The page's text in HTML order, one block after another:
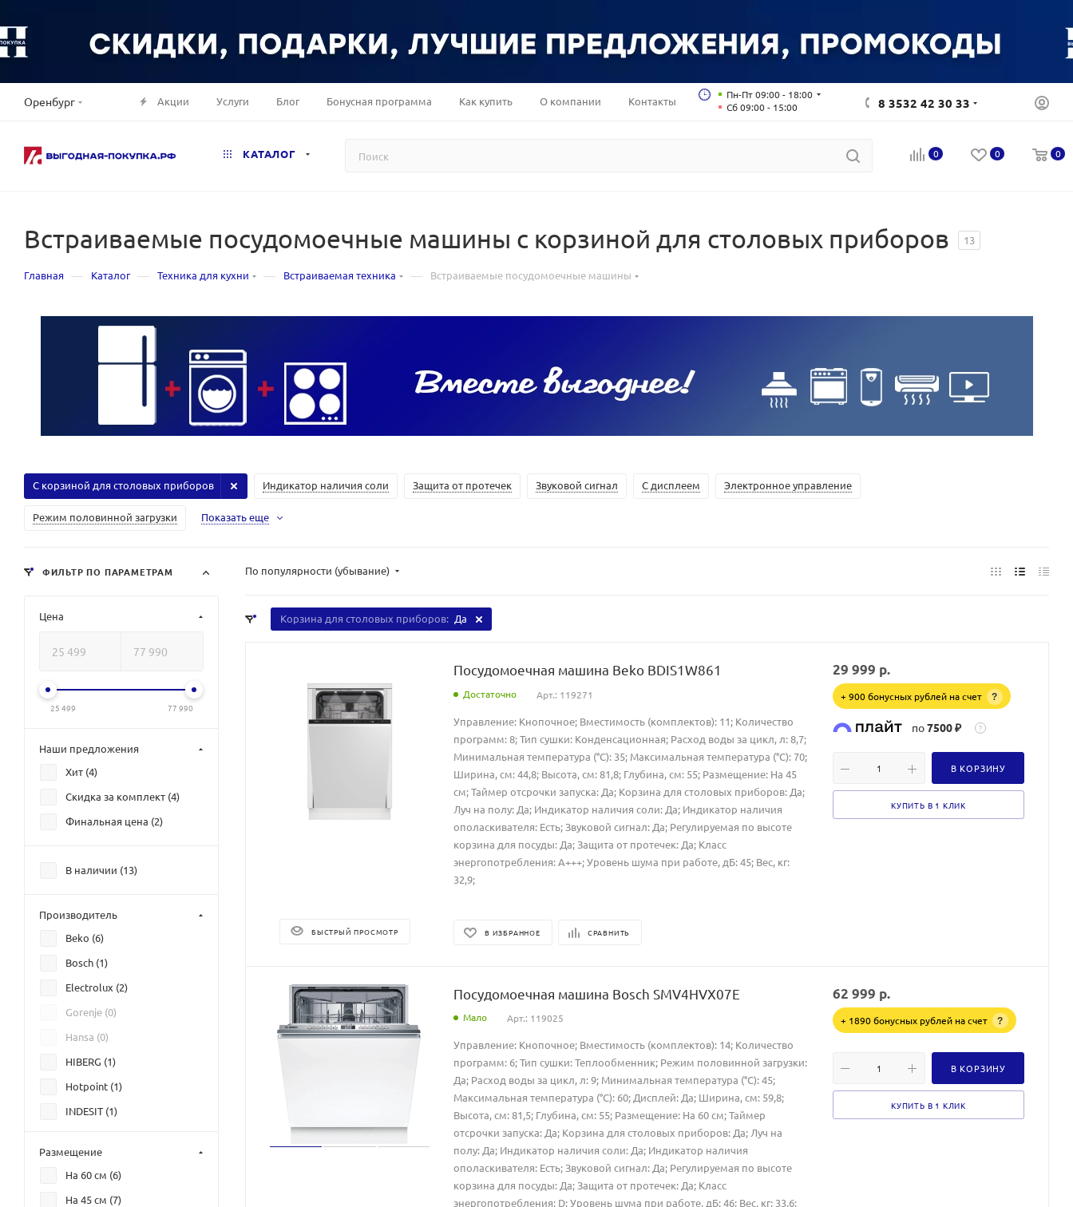
Оренбург Акции Услуги Блог Бонусная программа Как купить О компании Контакты
Пн-Пт 09:00 - 18:00
Сб 09:00 - 15:00
8 3532 42 30 33
КАТАЛОГ 0 0 0
Встраиваемые посудомоечные машины с корзиной для столовых приборов 13
Главная — Каталог — Техника для кухни — Встраиваемая техника — Встраиваемые посудомоечные машины
Индикатор наличия соли Защита от протечек Звуковой сигнал
С корзиной для столовых приборов С дисплеем Электронное управление
Режим половинной загрузки Показать еще
По популярности (убывание)
Корзина для столовых приборов: Да
БЫСТРЫЙ ПРОСМОТР
Посудомоечная машина Beko BDIS1W861
Достаточно Арт.: 119271
Управление: Кнопочное; Вместимость (комплектов): 11; Количество
программ: 8; Тип сушки: Конденсационная; Расход воды за цикл, л: 8,7;
Минимальная температура (°C): 35; Максимальная температура (°C): 70;
Ширина, см: 44,8; Высота, см: 81,8; Глубина, см: 55; Размещение: На 45
см; Таймер отсрочки запуска: Да; Корзина для столовых приборов: Да;
Луч на полу: Да; Индикатор наличия соли: Да; Индикатор наличия
ополаскивателя: Есть; Звуковой сигнал: Да; Регулируемая по высоте
корзина для посуды: Да; Защита от протечек: Да; Класс
энергопотребления: A+++; Уровень шума при работе, дБ: 45; Вес, кг:
32,9;
В ИЗБРАННОЕ СРАВНИТЬ
29 999 р.
+ 900 бонусных рублей на счет ?
по7500 ₽ ?
В КОРЗИНУ
КУПИТЬ В 1 КЛИК
Посудомоечная машина Bosch SMV4HVX07E
Мало Арт.: 119025
Управление: Кнопочное; Вместимость (комплектов): 14; Количество
программ: 6; Тип сушки: Теплообменник; Режим половинной загрузки:
Да; Расход воды за цикл, л: 9; Минимальная температура (°C): 45;
Максимальная температура (°C): 60; Дисплей: Да; Ширина, см: 59,8;
Высота, см: 81,5; Глубина, см: 55; Размещение: На 60 см; Таймер
отсрочки запуска: Да; Корзина для столовых приборов: Да; Луч на
полу: Да; Индикатор наличия соли: Да; Индикатор наличия
ополаскивателя: Есть; Звуковой сигнал: Да; Регулируемая по высоте
корзина для посуды: Да; Защита от протечек: Да; Класс
энергопотребления: D; Уровень шума при работе, дБ: 46; Вес, кг: 33,6;
62 999 р.
+ 1890 бонусных рублей на счет ?
В КОРЗИНУ
КУПИТЬ В 1 КЛИК
ФИЛЬТР ПО ПАРАМЕТРАМ
Цена
25 499 77 990
Наши предложения
Хит (4)
Скидка за комплект (4)
Финальная цена (2)
В наличии (13)
Производитель
Beko (6)
Bosch (1)
Electrolux (2)
Gorenje (0)
Hansa (0)
HIBERG (1)
Hotpoint (1)
INDESIT (1)
Бирюса (
Размещение
На 60 см (6)
На 45 см (7)